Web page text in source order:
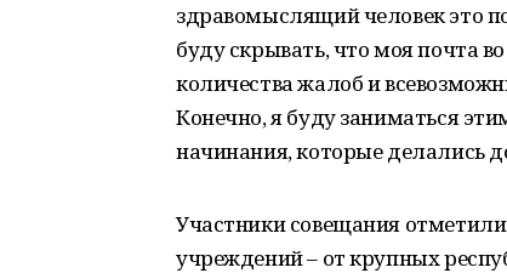
здравомыслящий человек это
буду скрывать, что моя почта
количества жалоб и
Конечно, я буду заниматься
начинания, которые делались
Участники совещания
учреждений – от крупных